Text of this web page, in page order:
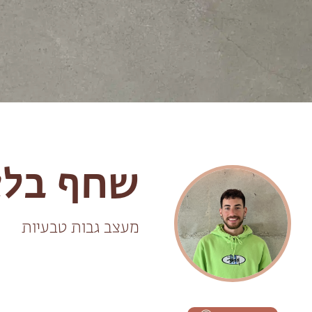
שחף
מעצב גבות טבעיות